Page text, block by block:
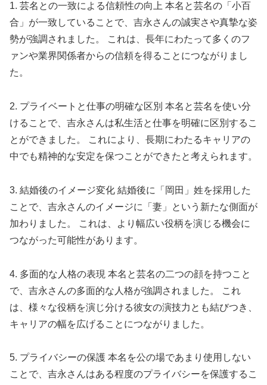
1. 芸名との一致による信頼性の向上 本名と芸名の「小百
合」が一致していることで、吉永さんの誠実さや真摯な姿
勢が強調されました。 これは、長年にわたって多くのフ
ァンや業界関係者からの信頼を得ることにつながりまし
た。
2. プライベートと仕事の明確な区別 本名と芸名を使い分
けることで、吉永さんは私生活と仕事を明確に区別するこ
とができました。 これにより、長期にわたるキャリアの
中でも精神的な安定を保つことができたと考えられます。
3. 結婚後のイメージ変化 結婚後に「岡田」姓を採用した
ことで、吉永さんのイメージに「妻」という新たな側面が
加わりました。 これは、より幅広い役柄を演じる機会に
つながった可能性があります。
4. 多面的な人格の表現 本名と芸名の二つの顔を持つこと
で、吉永さんの多面的な人格が強調されました。 これ
は、様々な役柄を演じ分ける彼女の演技力とも結びつき、
キャリアの幅を広げることにつながりました。
5. プライバシーの保護 本名を公の場であまり使用しない
ことで、吉永さんはある程度のプライバシーを保護するこ